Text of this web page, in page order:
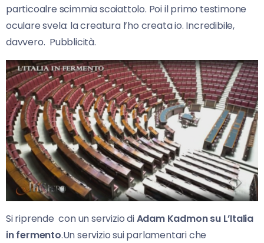
particoalre scimmia scoiattolo. Poi il primo testimone
oculare svela: la creatura l’ho creata io. Incredibile,
davvero. Pubblicità.
Si riprende con un servizio diAdam Kadmon su L’Italia
in fermento.Un servizio sui parlamentari che